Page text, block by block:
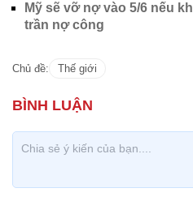
Mỹ sẽ vỡ nợ vào 5/6 nếu
trần nợ công
Chủ đề: Thế giới